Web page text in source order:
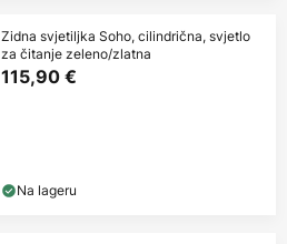
Zidna svjetiljka Soho, cilindrična, svjetlo
za čitanje zeleno/zlatna
115,90 €
Na lageru